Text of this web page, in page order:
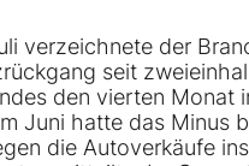
verzeichnete der
seit
den vierten Monat
Juni hatte das Minus
die Autoverkäufe